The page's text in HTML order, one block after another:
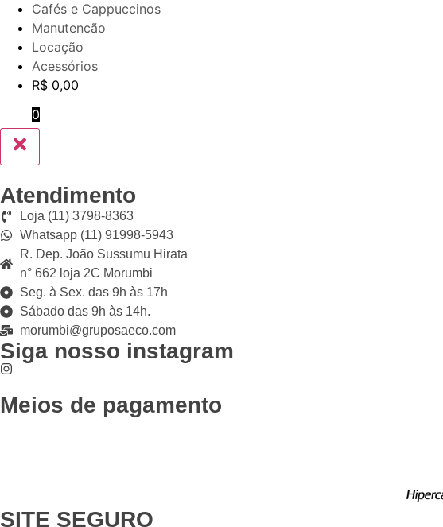
Cafés e Cappuccinos
Manutencão
Locação
Acessórios
R$ 0,00
0
Atendimento
Loja (11) 3798-8363
Whatsapp (11) 91998-5943
R. Dep. João Sussumu Hirata
n° 662 loja 2C Morumbi
Seg. à Sex. das 9h às 17h
Sábado das 9h às 14h.
morumbi@gruposaeco.com
Siga nosso instagram
Meios de pagamento
SITE SEGURO